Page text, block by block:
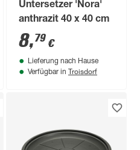
Untersetzer 'Nora'
anthrazit 40 x 40 cm
8,79 €
Lieferung nach Hause
Verfügbar in Troisdorf